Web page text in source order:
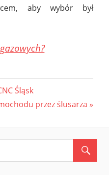
aby wybór był
Śląsk
przez ślusarza